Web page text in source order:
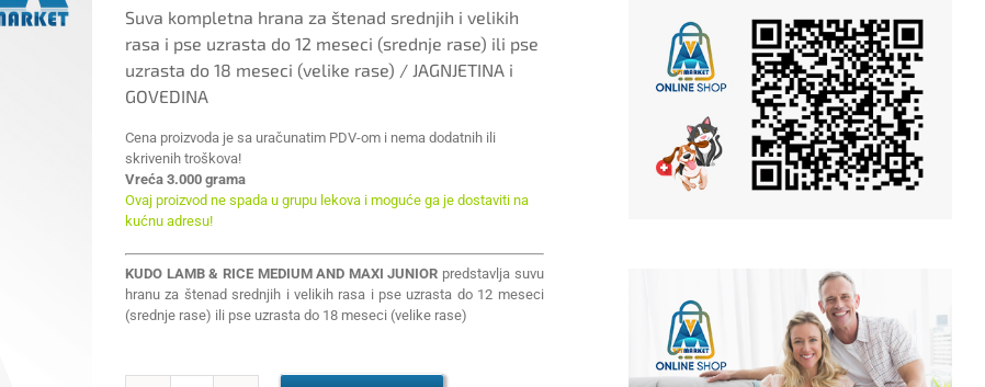
Suva kompletna hrana za štenad srednjih i velikih
rasa i pse uzrasta do 12 meseci (srednje rase) ili pse
uzrasta do 18 meseci (velike rase) / JAGNJETINA i
GOVEDINA
Cena proizvoda je sa uračunatim PDV-om i nema dodatnih ili
skrivenih troškova!
Vreća 3.000 grama
Ovaj proizvod ne spada u grupu lekova i moguće ga je dostaviti na
kućnu adresu!
KUDO LAMB & RICE MEDIUM AND MAXI JUNIOR predstavlja suvu
hranu za štenad srednjih i velikih rasa i pse uzrasta do 12 meseci
(srednje rase) ili pse uzrasta do 18 meseci (velike rase)